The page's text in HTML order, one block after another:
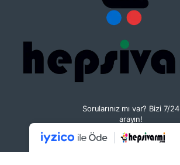
Sorularınız mı var? Bizi 7/24
arayın!
+90 533 082 13 13